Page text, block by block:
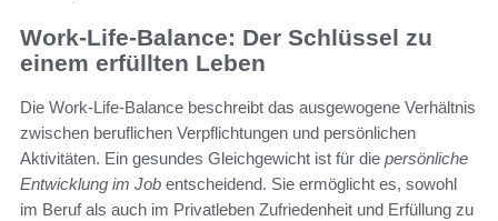
Work-Life-Balance: Der Schlüssel zu
einem erfüllten Leben
Die Work-Life-Balance beschreibt das ausgewogene Verhältnis
zwischen beruflichen Verpflichtungen und persönlichen
Aktivitäten. Ein gesundes Gleichgewicht ist für die persönliche
Entwicklung im Job entscheidend. Sie ermöglicht es, sowohl
im Beruf als auch im Privatleben Zufriedenheit und Erfüllung zu